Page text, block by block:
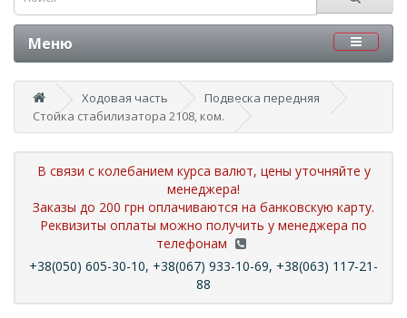
Меню
Ходовая часть
Подвеска передняя
Стойка стабилизатора 2108, ком.
В связи с колебанием курса валют, цены уточняйте у
менеджера!
Заказы до 200 грн оплачиваются на банковскую карту.
Реквизиты оплаты можно получить у менеджера по
телефонам
+38(050) 605-30-10, +38(067) 933-10-69, +38(063) 117-21-
88